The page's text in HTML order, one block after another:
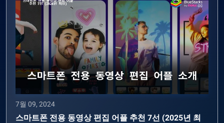
7월 09, 2024
스마트폰 전용 동영상 편집 어플 추천 7선 (2025년 최